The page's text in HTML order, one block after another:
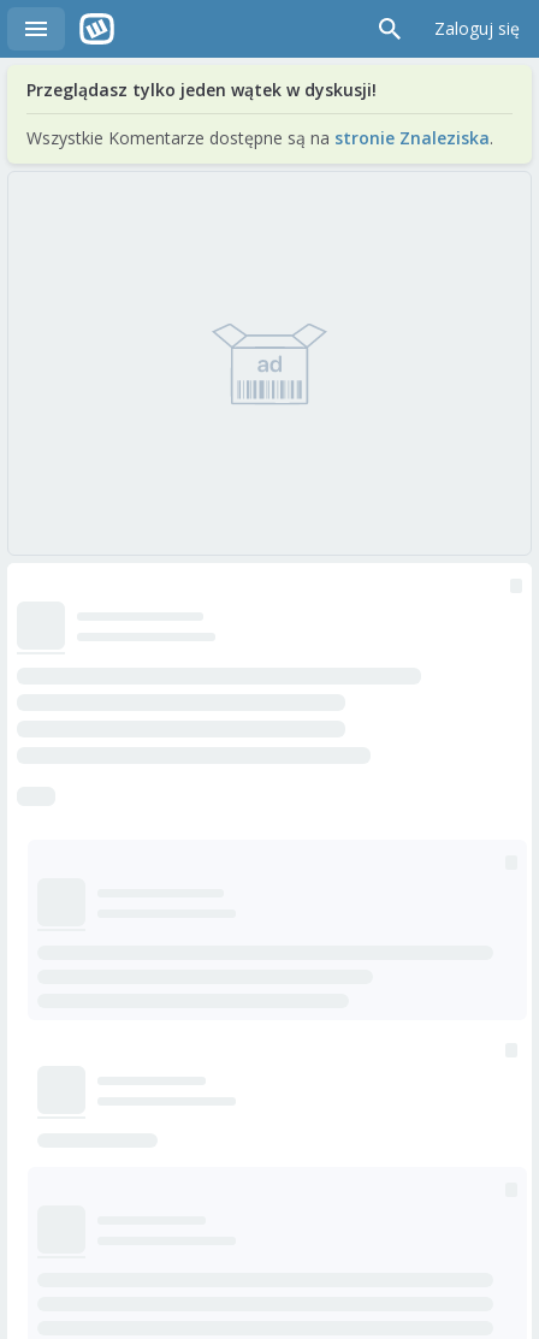
Zaloguj się
Przeglądasz tylko jeden wątek w dyskusji!
Wszystkie Komentarze dostępne są na stronie Znaleziska.